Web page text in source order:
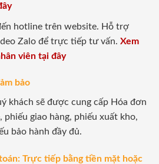
hotline trên website. Hỗ trợ
Zalo để trực tiếp tư vấn. Xem
viên tại đây
bảo
khách sẽ được cung cấp Hóa đơn
phiếu giao hàng, phiếu xuất kho,
bảo hành đầy đủ.
Trực tiếp bằng tiền mặt hoặc